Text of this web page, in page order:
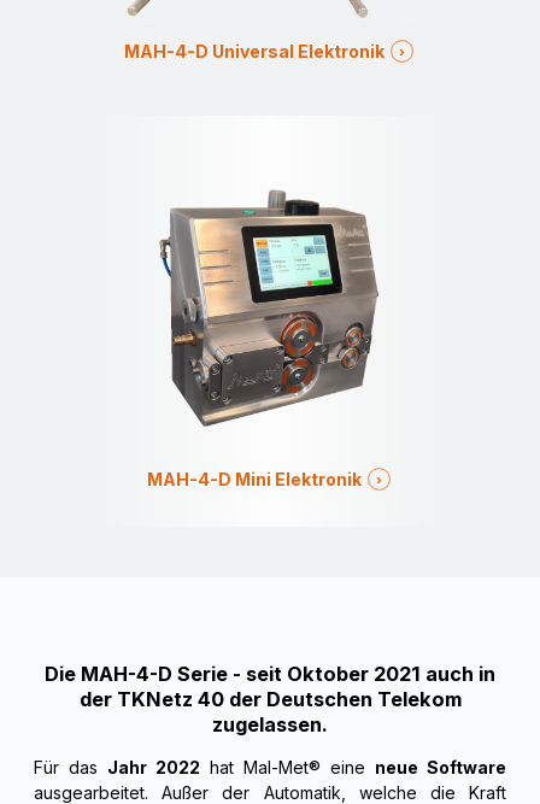
MAH-4-D Universal Elektronik
MAH-4-D Mini Elektronik
Die MAH-4-D Serie - seit Oktober 2021 auch in
der TKNetz 40 der Deutschen Telekom
zugelassen.
Für das Jahr 2022 hat Mal-Met® eine neue Software
ausgearbeitet. Außer der Automatik, welche die Kraft